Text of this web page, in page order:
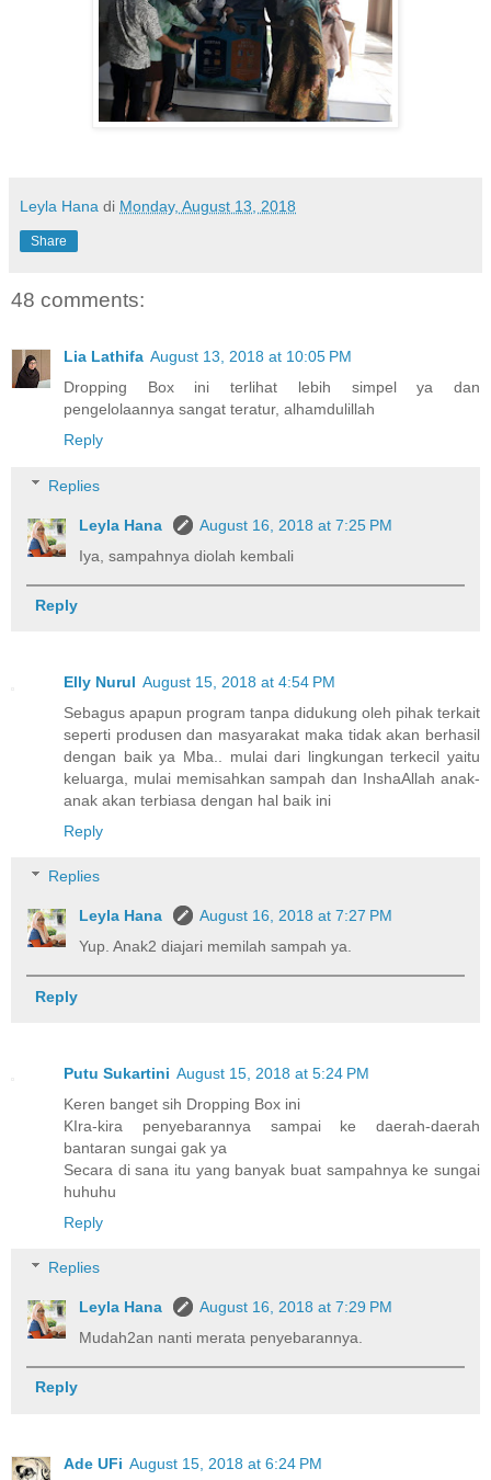
Leyla Hana di Monday, August 13, 2018
Share
48 comments:
Lia Lathifa August 13, 2018 at 10:05 PM
Dropping Box ini terlihat lebih simpel ya dan
pengelolaannya sangat teratur, alhamdulillah
Reply
Replies
Leyla Hana
August 16, 2018 at 7:25 PM
Iya, sampahnya diolah kembali
Reply
Elly Nurul August 15, 2018 at 4:54 PM
Sebagus apapun program tanpa didukung oleh pihak terkait
seperti produsen dan masyarakat maka tidak akan berhasil
dengan baik ya Mba.. mulai dari lingkungan terkecil yaitu
keluarga, mulai memisahkan sampah dan InshaAllah anak-
anak akan terbiasa dengan hal baik ini
Reply
Replies
Leyla Hana
August 16, 2018 at 7:27 PM
Yup. Anak2 diajari memilah sampah ya.
Reply
Putu Sukartini August 15, 2018 at 5:24 PM
Keren banget sih Dropping Box ini
KIra-kira penyebarannya sampai ke daerah-daerah
bantaran sungai gak ya
Secara di sana itu yang banyak buat sampahnya ke sungai
huhuhu
Reply
Replies
Leyla Hana
August 16, 2018 at 7:29 PM
Mudah2an nanti merata penyebarannya.
Reply
Ade UFi August 15, 2018 at 6:24 PM